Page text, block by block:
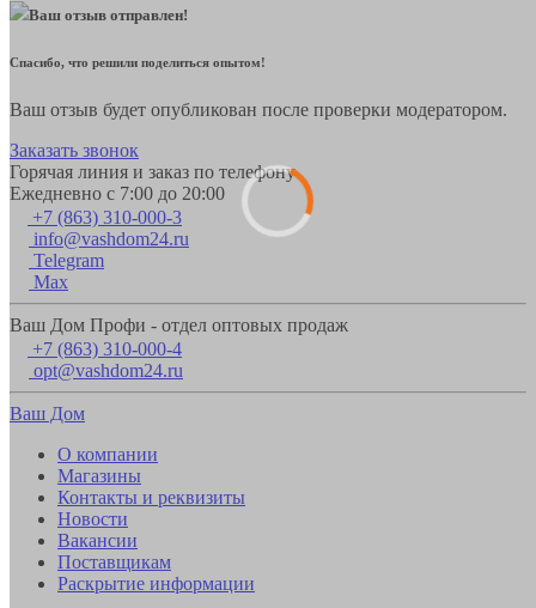
Ваш отзыв отправлен!
Спасибо, что решили поделиться опытом!
Ваш отзыв будет опубликован после проверки модератором.
Заказать звонок
Горячая линия и заказ по телефону
Ежедневно с 7:00 до 20:00
+7 (863) 310-000-3
info@vashdom24.ru
Telegram
Max
Ваш Дом Профи - отдел оптовых продаж
+7 (863) 310-000-4
opt@vashdom24.ru
Ваш Дом
О компании
Магазины
Контакты и реквизиты
Новости
Вакансии
Поставщикам
Раскрытие информации